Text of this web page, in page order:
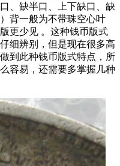
、缺半口、上下缺口、缺
背一般为不带珠空心叶
更少见 。这种钱币版式
细辨别，但是现在很多高
到此种钱币版式特点，所
容易，还需要多掌握几种